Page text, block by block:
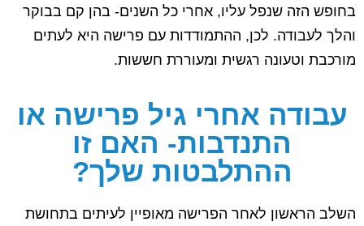
בחופש הזה שנפל עליו, אחרי כל השנים- בהן קם בבוקר
והלך לעבודה. לכן, ההתמודדות עם פרישה היא לעתים
מורכבת וטעונה רגשית ומעוררת חששות.
עבודה אחרי גיל פרישה או
התנדבות- האם זו
ההתלבטות שלך?
השלב הראשון לאחר הפרישה מאופיין לעיתים בתחושת